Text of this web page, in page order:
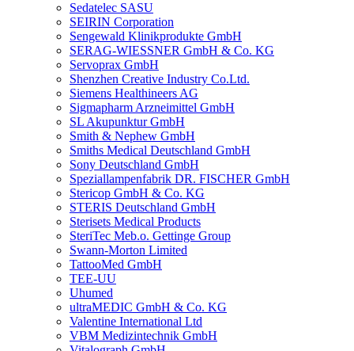
Sedatelec SASU
SEIRIN Corporation
Sengewald Klinikprodukte GmbH
SERAG-WIESSNER GmbH & Co. KG
Servoprax GmbH
Shenzhen Creative Industry Co.Ltd.
Siemens Healthineers AG
Sigmapharm Arzneimittel GmbH
SL Akupunktur GmbH
Smith & Nephew GmbH
Smiths Medical Deutschland GmbH
Sony Deutschland GmbH
Speziallampenfabrik DR. FISCHER GmbH
Stericop GmbH & Co. KG
STERIS Deutschland GmbH
Sterisets Medical Products
SteriTec Meb.o. Gettinge Group
Swann-Morton Limited
TattooMed GmbH
TEE-UU
Uhumed
ultraMEDIC GmbH & Co. KG
Valentine International Ltd
VBM Medizintechnik GmbH